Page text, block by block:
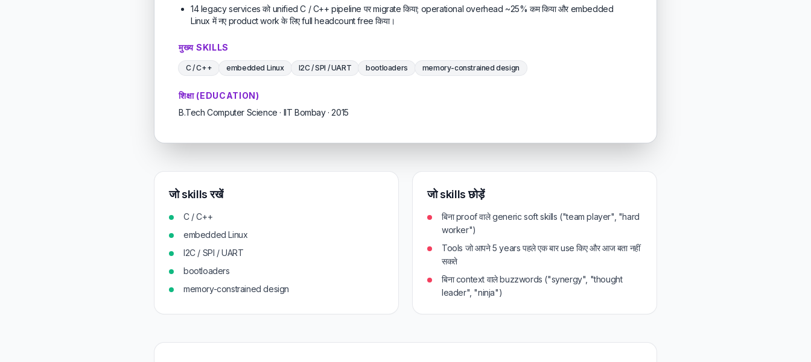
14 legacy services को unified C / C++ pipeline पर migrate किया; operational overhead ~25% कम किया और embedded
Linux में नए product work के लिए full headcount free किया।
मुख्य SKILLS
C / C++ embedded Linux I2C / SPI / UART bootloaders memory-constrained design
शिक्षा (EDUCATION)
B.Tech Computer Science · IIT Bombay · 2015
जो skills रखें
C / C++
embedded Linux
I2C / SPI / UART
bootloaders
memory-constrained design
जो skills छोड़ें
बिना proof वाले generic soft skills ("team player", "hard
worker")
Tools जो आपने 5 years पहले एक बार use किए और आज बता नहीं
सकते
बिना context वाले buzzwords ("synergy", "thought
leader", "ninja")